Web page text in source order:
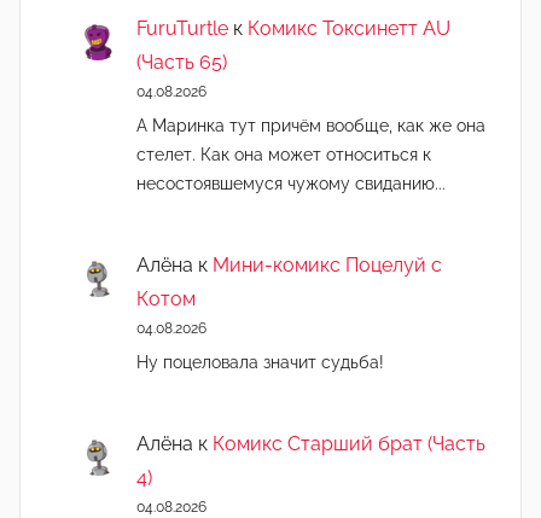
FuruTurtle к Комикс Токсинетт AU
(Часть 65)
04.08.2026
А Маринка тут причём вообще, как же она
стелет. Как она может относиться к
несостоявшемуся чужому свиданию...
Алёна к Мини-комикс Поцелуй с
Котом
04.08.2026
Ну поцеловала значит судьба!
Алёна к Комикс Старший брат (Часть
4)
04.08.2026